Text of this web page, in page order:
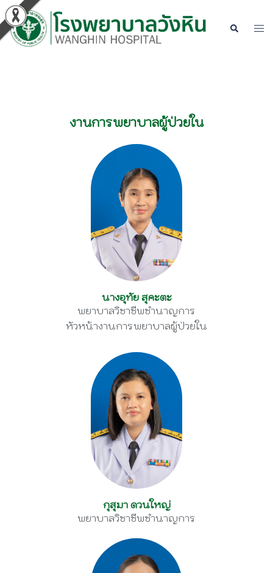
งานการพยาบาลผู้ป่วยใน
นางอุทัย สุคะตะ
พยาบาลวิชาชีพชำนาญการ
หัวหน้างานการพยาบาลผู้ป่วยใน
กุสุมา ดวนใหญ่
พยาบาลวิชาชีพชำนาญการ